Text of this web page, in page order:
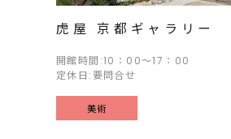
虎屋 京都ギャラリー
開館時間:10：00～17：00
定休日:要問合せ
美術